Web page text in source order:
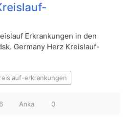
Erkrankungen in den
Germany Herz Kreislauf-
erkrankungen
Anka 0